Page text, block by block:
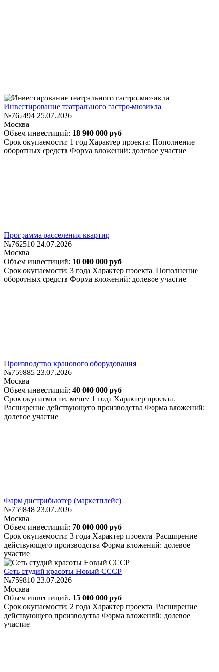
Инвестирование театрального гастро-мюзикла
№762494 25.07.2026
Москва
Объем инвестиций: 18 900 000 руб
Срок окупаемости: 1 год Характер проекта: Пополнение
оборотных средств Форма вложений: долевое участие
Программа расселения квартир
№762510 24.07.2026
Москва
Объем инвестиций: 10 000 000 руб
Срок окупаемости: 3 года Характер проекта: Пополнение
оборотных средств Форма вложений: долевое участие
Производство кранового оборудования
№759885 23.07.2026
Москва
Объем инвестиций: 40 000 000 руб
Срок окупаемости: менее 1 года Характер проекта:
Расширение действующего производства Форма вложений:
долевое участие
Фарм дистрибьютер (маркетплейс)
№759848 23.07.2026
Москва
Объем инвестиций: 70 000 000 руб
Срок окупаемости: 3 года Характер проекта: Расширение
действующего производства Форма вложений: долевое
участие
Сеть студий красоты Новый СССР
№759810 23.07.2026
Москва
Объем инвестиций: 15 000 000 руб
Срок окупаемости: 2 года Характер проекта: Расширение
действующего производства Форма вложений: долевое
участие